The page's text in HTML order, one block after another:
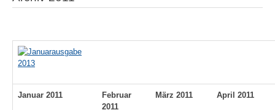
Januar 2011
Februar
2011
März 2011 April 2011